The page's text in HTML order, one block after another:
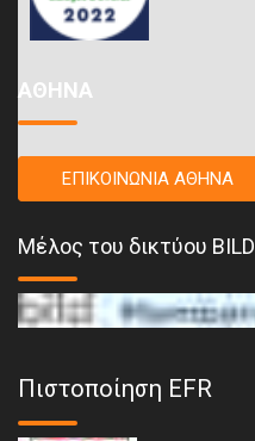
ΑΘΗΝΑ
ΕΠΙΚΟΙΝΩΝΙΑ ΑΘΗΝΑ
Μέλος του δικτύου BILD
Πιστοποίηση EFR